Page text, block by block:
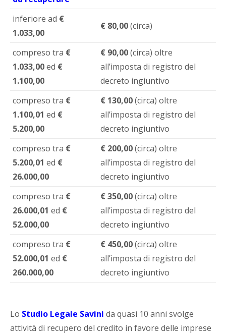
inferiore ad €
1.033,00
€ 80,00(circa)
compreso tra €
1.033,00ed €
1.100,00
€ 90,00(circa) oltre
all’imposta di registro del
decreto ingiuntivo
compreso tra €
1.100,01 ed €
5.200,00
€ 130,00(circa) oltre
all’imposta di registro del
decreto ingiuntivo
compreso tra €
5.200,01 ed €
26.000,00
€ 200,00(circa) oltre
all’imposta di registro del
decreto ingiuntivo
compreso tra €
26.000,01 ed €
52.000,00
€ 350,00(circa) oltre
all’imposta di registro del
decreto ingiuntivo
compreso tra €
52.000,01 ed €
260.000,00
€ 450,00(circa) oltre
all’imposta di registro del
decreto ingiuntivo
Lo Studio Legale Savini da quasi 10 anni svolge
attività di recupero del credito in favore delle imprese